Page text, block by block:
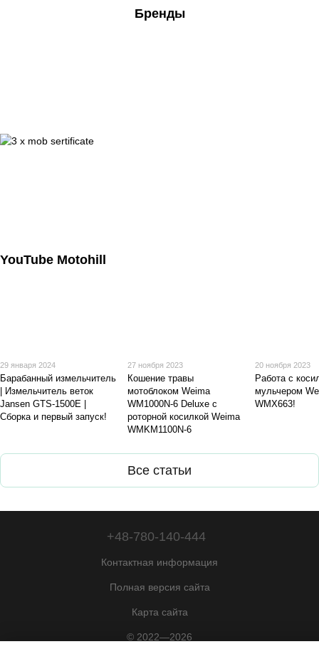
Бренды
YouTube Motohill
29 января 2024
Барабанный измельчитель
| Измельчитель веток
Jansen GTS-1500E |
Сборка и первый запуск!
27 ноября 2023
Кошение травы
мотоблоком Weima
WM1000N-6 Deluxe с
роторной косилкой Weima
WMKM1100N-6
20 ноября 2023
Работа с
мульчером
WMX663!
Все статьи
+48-780-140-444
Контактная информация
Полная версия сайта
Карта сайта
© 2022—2026